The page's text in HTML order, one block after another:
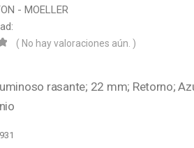
- MOELLER
( No hay valoraciones aún. )
rasante; 22 mm; Retorno;